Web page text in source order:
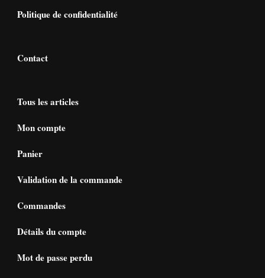
Politique de confidentialité
Contact
Tous les articles
Mon compte
Panier
Validation de la commande
Commandes
Détails du compte
Mot de passe perdu